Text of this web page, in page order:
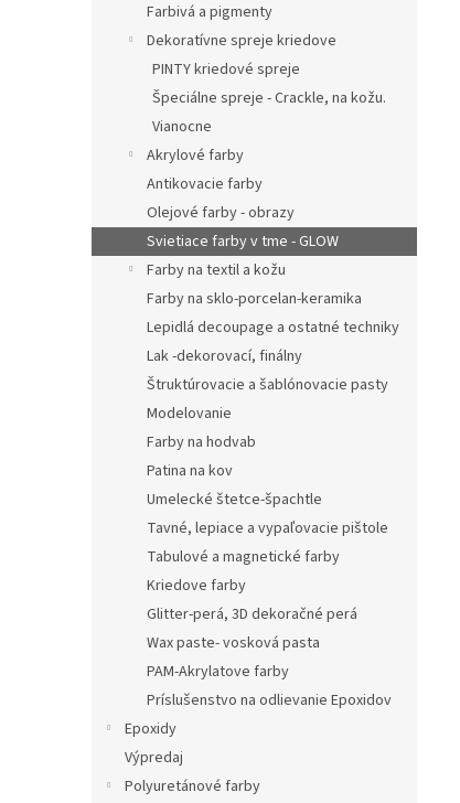
Farbivá a pigmenty
Dekoratívne spreje kriedove
PINTY kriedové spreje
Špeciálne spreje - Crackle, na kožu.
Vianocne
Akrylové farby
Antikovacie farby
Olejové farby - obrazy
Svietiace farby v tme - GLOW
Farby na textil a kožu
Farby na sklo-porcelan-keramika
Lepidlá decoupage a ostatné techniky
Lak -dekorovací, finálny
Štruktúrovacie a šablónovacie pasty
Modelovanie
Farby na hodvab
Patina na kov
Umelecké štetce-špachtle
Tavné, lepiace a vypaľovacie pištole
Tabulové a magnetické farby
Kriedove farby
Glitter-perá, 3D dekoračné perá
Wax paste- vosková pasta
PAM-Akrylatove farby
Príslušenstvo na odlievanie Epoxidov
Epoxidy
Výpredaj
Polyuretánové farby